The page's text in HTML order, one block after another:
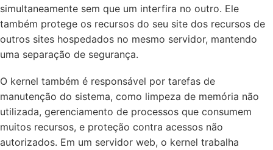
simultaneamente sem que um interfira no outro. Ele
também protege os recursos do seu site dos recursos de
outros sites hospedados no mesmo servidor, mantendo
uma separação de segurança.
O kernel também é responsável por tarefas de
manutenção do sistema, como limpeza de memória não
utilizada, gerenciamento de processos que consumem
muitos recursos, e proteção contra acessos não
autorizados. Em um servidor web, o kernel trabalha